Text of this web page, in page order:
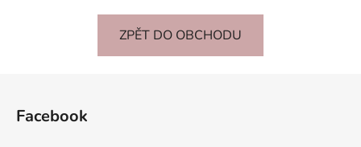
ZPĚT DO OBCHODU
Facebook